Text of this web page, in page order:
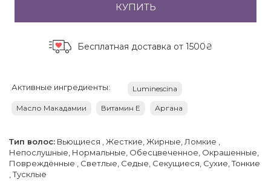
КУПИТЬ
Бесплатная доставка от 1500₴
Активные ингредиенты: Luminescina
Масло Макадамии Витамин Е Аргана
Тип волос: Вьющиеся , Жесткие, Жирные, Ломкие ,
Непослушные, Нормальные, Обесцвеченное, Окрашенные,
Повреждённые , Светлые, Седые, Секущиеся, Сухие, Тонкие
, Тусклые